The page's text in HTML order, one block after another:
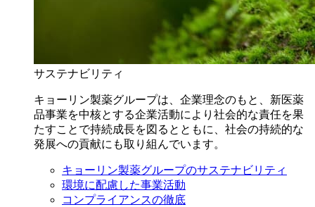
サステナビリティ
キョーリン製薬グループは、企業理念のもと、新医薬
品事業を中核とする企業活動により社会的な責任を果
たすことで持続成長を図るとともに、社会の持続的な
発展への貢献にも取り組んでいます。
キョーリン製薬グループのサステナビリティ
環境に配慮した事業活動
コンプライアンスの徹底